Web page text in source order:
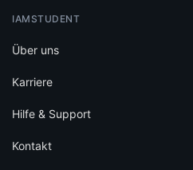
IAMSTUDENT
Über uns
Karriere
Hilfe & Support
Kontakt